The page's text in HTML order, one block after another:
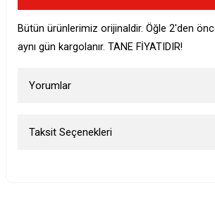
Bütün ürünlerimiz orijinaldir. Öğle 2'den
aynı gün kargolanır. TANE FİYATIDIR!
Yorumlar
Taksit Seçenekleri